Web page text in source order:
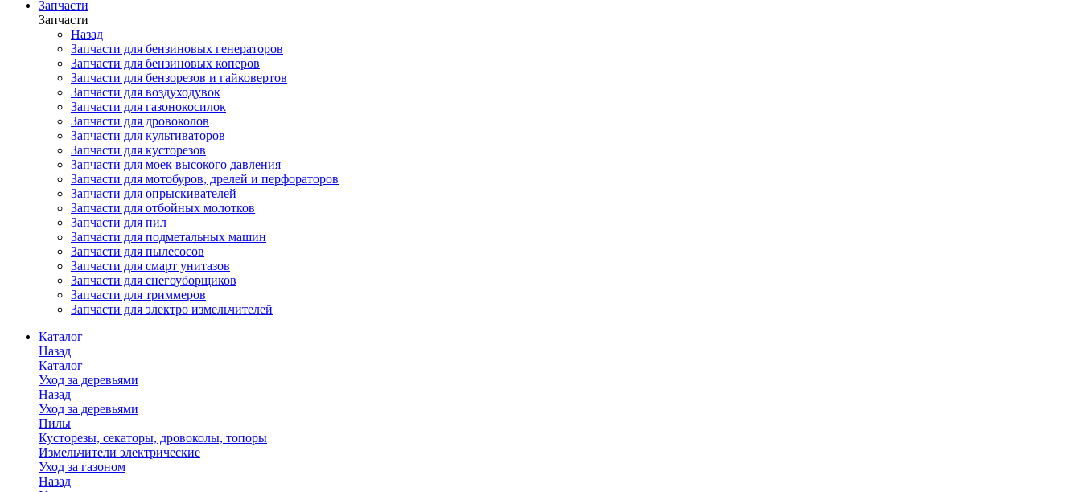
Запчасти
Запчасти
Назад
Запчасти для бензиновых генераторов
Запчасти для бензиновых коперов
Запчасти для бензорезов и гайковертов
Запчасти для воздуходувок
Запчасти для газонокосилок
Запчасти для дровоколов
Запчасти для культиваторов
Запчасти для кусторезов
Запчасти для моек высокого давления
Запчасти для мотобуров, дрелей и перфораторов
Запчасти для опрыскивателей
Запчасти для отбойных молотков
Запчасти для пил
Запчасти для подметальных машин
Запчасти для пылесосов
Запчасти для смарт унитазов
Запчасти для снегоуборщиков
Запчасти для триммеров
Запчасти для электро измельчителей
Каталог
Назад
Каталог
Уход за деревьями
Назад
Уход за деревьями
Пилы
Кусторезы, секаторы, дровоколы, топоры
Измельчители электрические
Уход за газоном
Назад